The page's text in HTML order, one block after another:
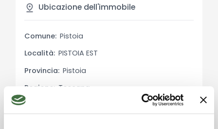
vivere all’aperto in ogni stagione.
Camere da letto: 3
Bagni: 2
Dettagli sulle Utenze:
Ubicazione dell'immobile
Comune: Pistoia
Località: PISTOIA EST
Provincia: Pistoia
Regione: Toscana
Stato: